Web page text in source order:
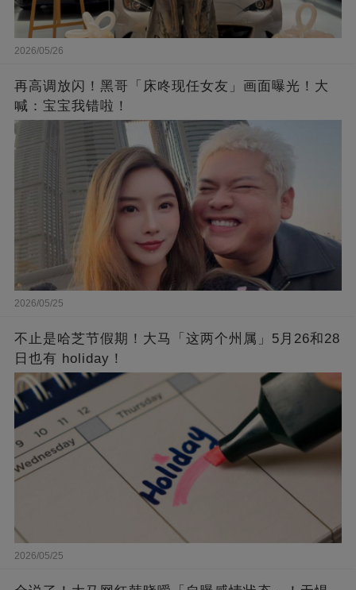
2026/05/26
再高调放闪！黑哥「床咚现任女友」画面曝光！大
喊：宝宝我错啦！
2026/05/25
不止是哈芝节假期！大马「这两个州属」5月26和28
日也有 holiday！
2026/05/25